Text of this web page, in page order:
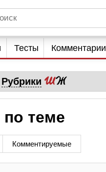
Тесты Комментарии
Рубрики
теме
Комментируемые